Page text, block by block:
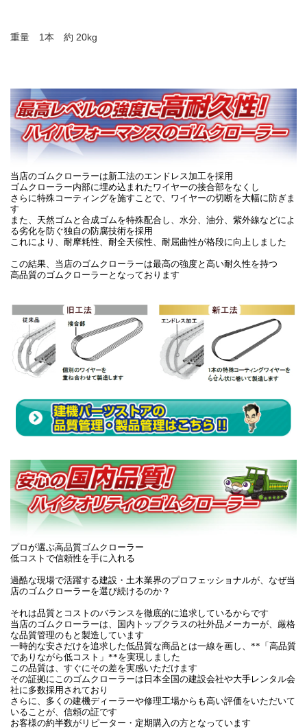
重量 1本 約 20kg
当店のゴムクローラーは新工法のエンドレス加工を採用
ゴムクローラー内部に埋め込まれたワイヤーの接合部をなくし
さらに特殊コーティングを施すことで、ワイヤーの切断を大幅に防ぎま
す
また、天然ゴムと合成ゴムを特殊配合し、水分、油分、紫外線などによ
る劣化を防ぐ独自の防腐技術を採用
これにより、耐摩耗性、耐全天候性、耐屈曲性が格段に向上しました
この結果、当店のゴムクローラーは最高の強度と高い耐久性を持つ
高品質のゴムクローラーとなっております
プロが選ぶ高品質ゴムクローラー
低コストで信頼性を手に入れる
過酷な現場で活躍する建設・土木業界のプロフェッショナルが、なぜ当
店のゴムクローラーを選び続けるのか？
それは品質とコストのバランスを徹底的に追求しているからです
当店のゴムクローラーは、国内トップクラスの社外品メーカーが、厳格
な品質管理のもと製造しています
一時的な安さだけを追求した低品質な商品とは一線を画し、**「高品質
でありながら低コスト」**を実現しました
この品質は、すぐにその差を実感いただけます
その証拠にこのゴムクローラーは日本全国の建設会社や大手レンタル会
社に多数採用されており
さらに、多くの建機ディーラーや修理工場からも高い評価をいただいて
いることが、信頼の証です
お客様の約半数がリピーター・定期購入の方となっています